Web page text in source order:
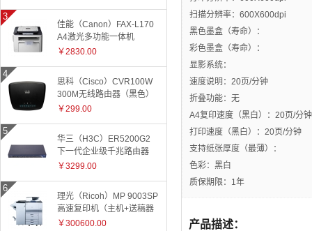
扫描分辨率：600X600dpi
黑色墨盒（寿命）：
彩色墨盒（寿命）：
显影系统：
速度说明：20页/分钟
折叠功能：无
A4复印速度（黑白）：20页/分钟
打印速度（黑白）：20页/分钟
支持纸张厚度（最薄）：
色彩：黑白
质保期限：1年
产品描述：
佳能（Canon）FAX-L170
A4激光多功能一体机
￥2830.00
思科（Cisco）CVR100W
300M无线路由器（黑色）
￥299.00
华三（H3C）ER5200G2
下一代企业级千兆路由器
￥3299.00
理光（Ricoh）MP 9003SP
高速复印机（主机+送稿器
+小册子装订器）
￥300600.00